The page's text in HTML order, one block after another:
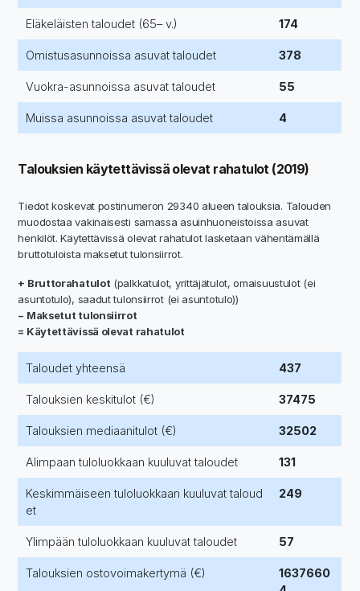
Eläkeläisten taloudet (65– v.) 174
Omistusasunnoissa asuvat taloudet 378
Vuokra-asunnoissa asuvat taloudet 55
Muissa asunnoissa asuvat taloudet 4
Talouksien käytettävissä olevat rahatulot (2019)
Tiedot koskevat postinumeron 29340 alueen talouksia. Talouden
muodostaa vakinaisesti samassa asuinhuoneistoissa asuvat
henkilöt. Käytettävissä olevat rahatulot lasketaan vähentämällä
bruttotuloista maksetut tulonsiirrot.
+ Bruttorahatulot (palkkatulot, yrittäjätulot, omaisuustulot (ei
asuntotulo), saadut tulonsiirrot (ei asuntotulo))
− Maksetut tulonsiirrot
= Käytettävissä olevat rahatulot
Taloudet yhteensä 437
Talouksien keskitulot (€) 37475
Talouksien mediaanitulot (€) 32502
Alimpaan tuloluokkaan kuuluvat taloudet 131
Keskimmäiseen tuloluokkaan kuuluvat taloud
et
249
Ylimpään tuloluokkaan kuuluvat taloudet 57
Talouksien ostovoimakertymä (€)
1637660